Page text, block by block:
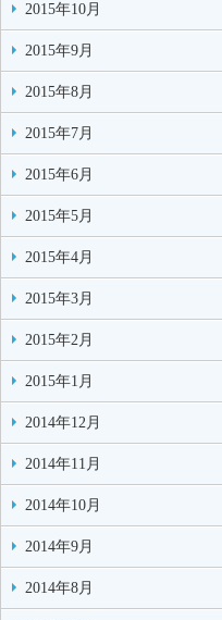
2015年10月
2015年9月
2015年8月
2015年7月
2015年6月
2015年5月
2015年4月
2015年3月
2015年2月
2015年1月
2014年12月
2014年11月
2014年10月
2014年9月
2014年8月